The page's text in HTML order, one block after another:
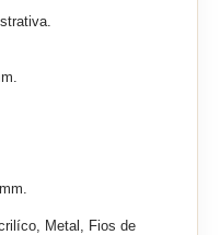
Metal, Fios de